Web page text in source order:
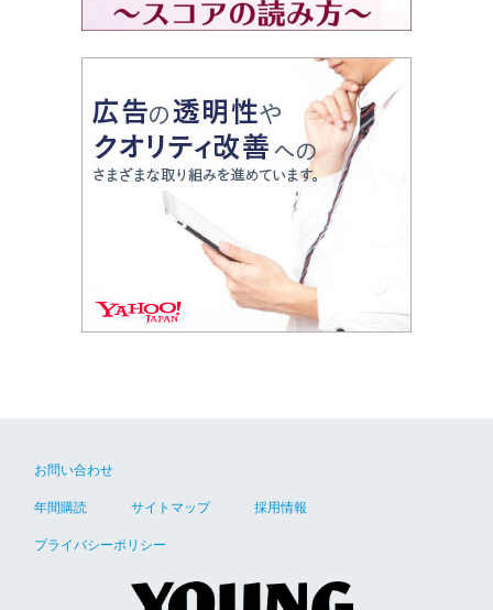
お問い合わせ
年間購読 サイトマップ 採用情報
プライバシーポリシー